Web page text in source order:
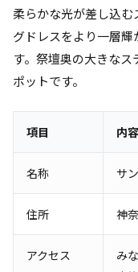
柔らかな光が差し込
グドレスをより一層
す。祭壇奥の大きな
ポットです。
項目 内容
名称 サ
住所 神
アクセス
み